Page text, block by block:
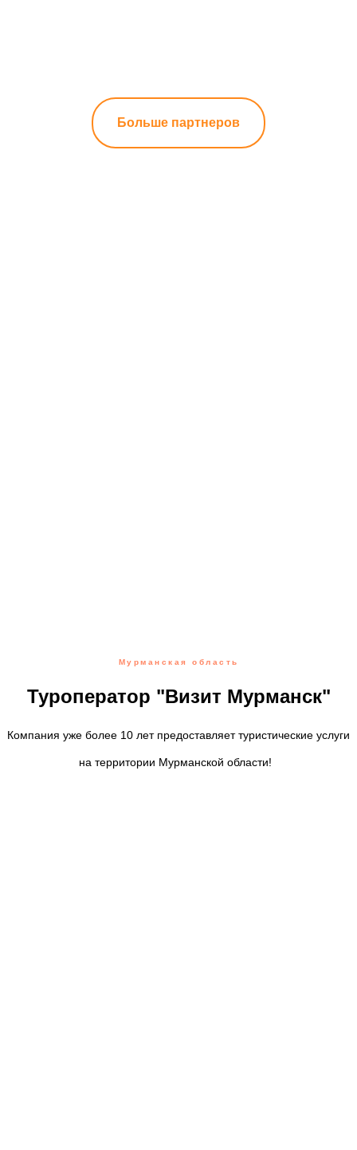
Больше партнеров
Мурманская область
Туроператор "Визит Мурманск"
Компания уже более 10 лет предоставляет туристические услуги
на территории Мурманской области!